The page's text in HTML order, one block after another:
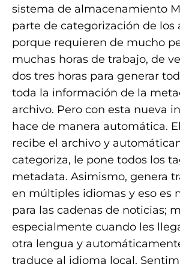
sistema de almacenamiento
parte de categorización de los
porque requieren de mucho
muchas horas de trabajo, de
dos tres horas para generar
toda la información de la
archivo. Pero con esta nueva
hace de manera automática.
recibe el archivo y
categoriza, le pone todos los
metadata. Asimismo, genera
en múltiples idiomas y eso es
para las cadenas de noticias;
especialmente cuando les
otra lengua y
traduce al idioma local.